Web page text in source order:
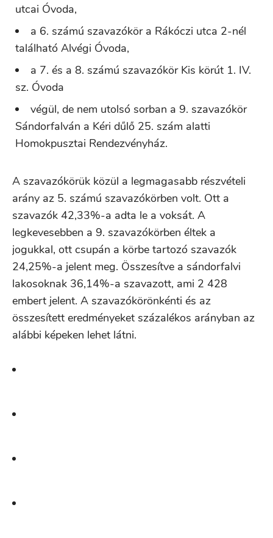
utcai Óvoda,
a 6. számú szavazókör a Rákóczi utca 2-nél
található Alvégi Óvoda,
a 7. és a 8. számú szavazókör Kis körút 1. IV.
sz. Óvoda
végül, de nem utolsó sorban a 9. szavazókör
Sándorfalván a Kéri dűlő 25. szám alatti
Homokpusztai Rendezvényház.
A szavazókörük közül a legmagasabb részvételi
arány az 5. számú szavazókörben volt. Ott a
szavazók 42,33%-a adta le a voksát. A
legkevesebben a 9. szavazókörben éltek a
jogukkal, ott csupán a körbe tartozó szavazók
24,25%-a jelent meg. Összesítve a sándorfalvi
lakosoknak 36,14%-a szavazott, ami 2 428
embert jelent. A szavazókörönkénti és az
összesített eredményeket százalékos arányban az
alábbi képeken lehet látni.